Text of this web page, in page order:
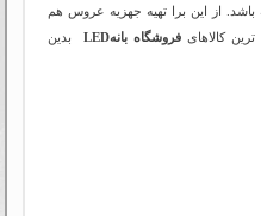
از این برا تهیه جهزیه عروس هم
کالاهایفروشگاه بانهLED
بدین